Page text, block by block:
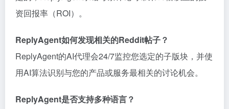
资回报率（ROI）。
ReplyAgent如何发现相关的Reddit帖子？
ReplyAgent的AI代理会24/7监控您选定的子版块，并使
用AI算法识别与您的产品或服务最相关的讨论机会。
ReplyAgent是否支持多种语言？